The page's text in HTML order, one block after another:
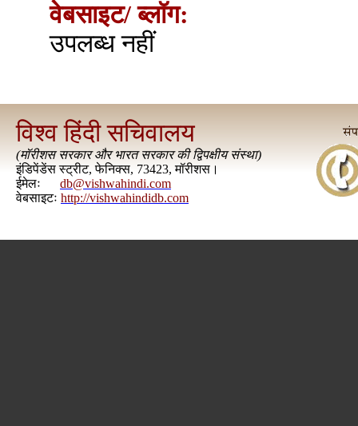
वेबसाइट/ ब्लॉग:
उपलब्ध नहीं
विश्व हिंदी सचिवालय
(मॉरीशस सरकार और भारत सरकार की द्विपक्षीय संस्था)
इंडिपेंडेंस स्ट्रीट, फेनिक्स, 73423, मॉरीशस।
ईमेलः
db@vishwahindi.com
वेबसाइटः http://vishwahindidb.com